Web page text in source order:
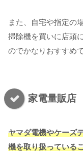
また、自宅や指定の
掃除機を買いに店頭
のでかなりおすすめで
家電量販店
ヤマダ電機やケーズ
機を取り扱っている